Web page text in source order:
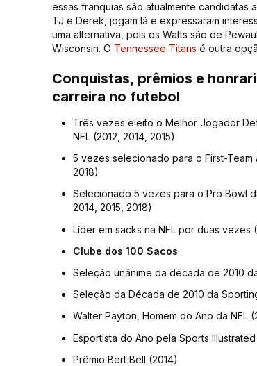
essas franquias são atualmente candidatas
TJ e Derek, jogam lá e expressaram
uma alternativa, pois os Watts são de
Wisconsin. O Tennessee Titans é outra
Conquistas, prêmios e
carreira no futebol
Três vezes eleito o Melhor Jogador
NFL (2012, 2014, 2015)
5 vezes selecionado para o First-Team
2018)
Selecionado 5 vezes para o Pro Bowl
2014, 2015, 2018)
Líder em sacks na NFL por duas vezes
Clube dos 100 Sacos
Seleção unânime da década de 2010
Seleção da Década de 2010 da
Walter Payton, Homem do Ano da NFL
Esportista do Ano pela Sports Illustrated
Prêmio Bert Bell (2014)